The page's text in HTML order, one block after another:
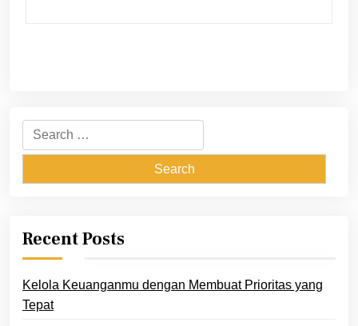
Search
for:
Recent Posts
Kelola Keuanganmu dengan Membuat Prioritas yang
Tepat